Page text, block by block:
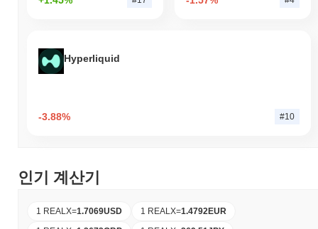
Hyperliquid
-3.88% #10
인기 계산기
1 REALX=1.7069USD 1 REALX=1.4792EUR